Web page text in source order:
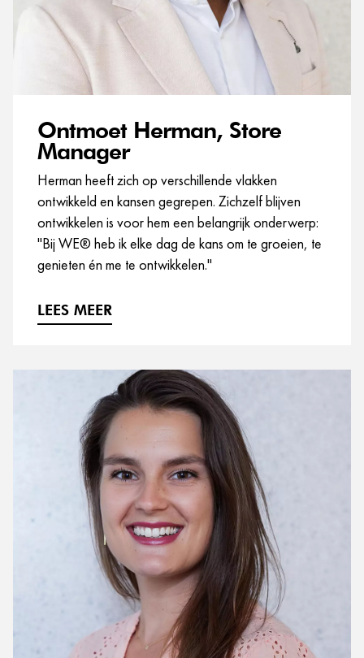
Ontmoet Herman, Store
Manager
Herman heeft zich op verschillende vlakken
ontwikkeld en kansen gegrepen. Zichzelf blijven
ontwikkelen is voor hem een belangrijk onderwerp:
"Bij WE® heb ik elke dag de kans om te groeien, te
genieten én me te ontwikkelen."
LEES MEER